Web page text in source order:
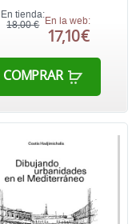
En tienda:
18,00 € En la web:
17,10 €
COMPRAR